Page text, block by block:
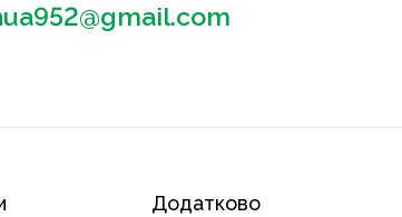
Додатково